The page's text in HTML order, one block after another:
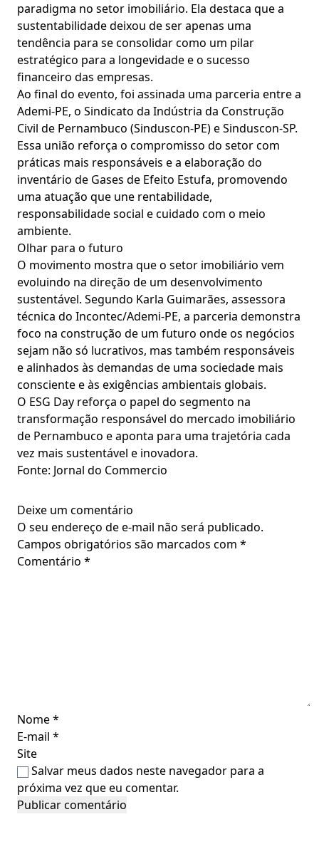
paradigma no setor imobiliário. Ela destaca que a
sustentabilidade deixou de ser apenas uma
tendência para se consolidar como um pilar
estratégico para a longevidade e o sucesso
financeiro das empresas.
Ao final do evento, foi assinada uma parceria entre a
Ademi-PE, o Sindicato da Indústria da Construção
Civil de Pernambuco (Sinduscon-PE) e Sinduscon-SP.
Essa união reforça o compromisso do setor com
práticas mais responsáveis e a elaboração do
inventário de Gases de Efeito Estufa, promovendo
uma atuação que une rentabilidade,
responsabilidade social e cuidado com o meio
ambiente.
Olhar para o futuro
O movimento mostra que o setor imobiliário vem
evoluindo na direção de um desenvolvimento
sustentável. Segundo Karla Guimarães, assessora
técnica do Incontec/Ademi-PE, a parceria demonstra
foco na construção de um futuro onde os negócios
sejam não só lucrativos, mas também responsáveis
e alinhados às demandas de uma sociedade mais
consciente e às exigências ambientais globais.
O ESG Day reforça o papel do segmento na
transformação responsável do mercado imobiliário
de Pernambuco e aponta para uma trajetória cada
vez mais sustentável e inovadora.
Fonte: Jornal do Commercio
Deixe um comentário
O seu endereço de e-mail não será publicado.
Campos obrigatórios são marcados com *
Comentário *
Nome*
E-mail *
Site
Salvar meus dados neste navegador para a
próxima vez que eu comentar.